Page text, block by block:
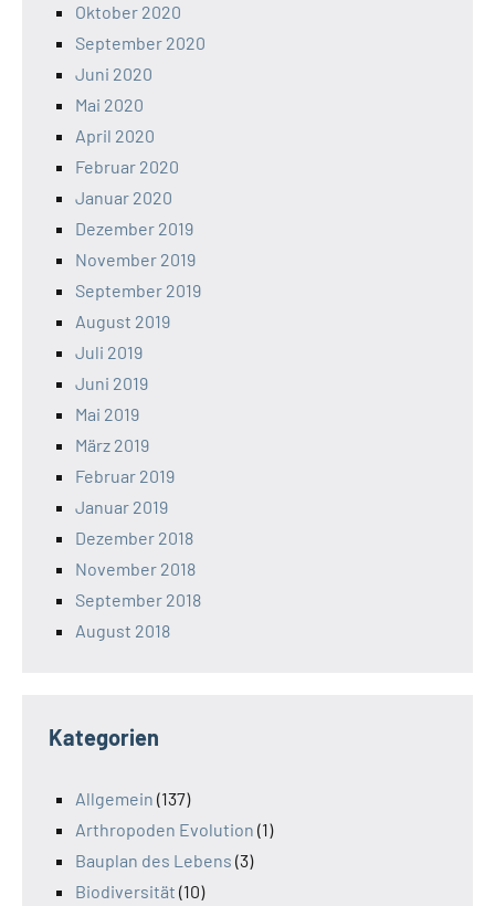
Oktober 2020
September 2020
Juni 2020
Mai 2020
April 2020
Februar 2020
Januar 2020
Dezember 2019
November 2019
September 2019
August 2019
Juli 2019
Juni 2019
Mai 2019
März 2019
Februar 2019
Januar 2019
Dezember 2018
November 2018
September 2018
August 2018
Kategorien
Allgemein (137)
Arthropoden Evolution (1)
Bauplan des Lebens (3)
Biodiversität (10)